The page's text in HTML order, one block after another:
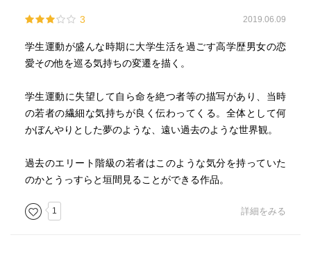
3 2019.06.09
学生運動が盛んな時期に大学生活を過ごす高学歴男女の恋
愛その他を巡る気持ちの変遷を描く。
学生運動に失望して自ら命を絶つ者等の描写があり、当時
の若者の繊細な気持ちが良く伝わってくる。全体として何
かぼんやりとした夢のような、遠い過去のような世界観。
過去のエリート階級の若者はこのような気分を持っていた
のかとうっすらと垣間見ることができる作品。
1 詳細をみる